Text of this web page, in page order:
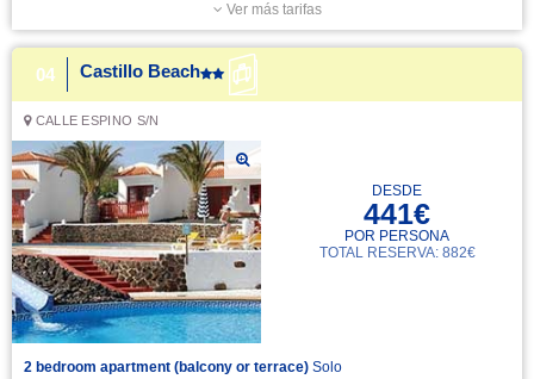
Ver más tarifas
04 Castillo Beach
CALLE ESPINO S/N
DESDE
441€
POR PERSONA
TOTAL RESERVA: 882€
2 bedroom apartment (balcony or terrace) Solo